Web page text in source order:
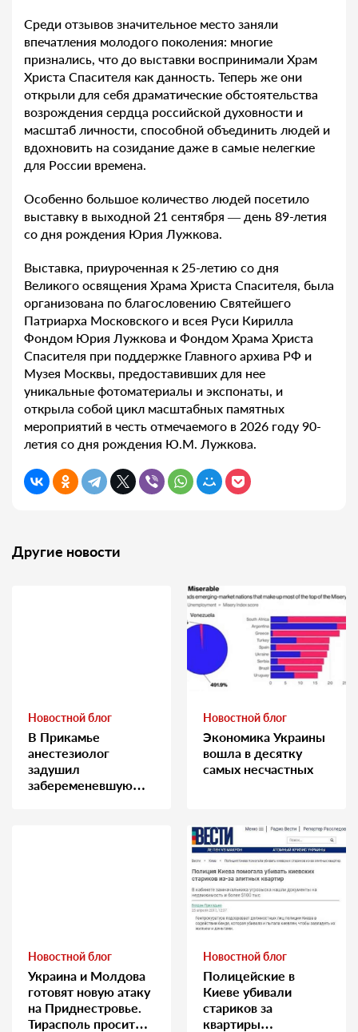
Среди отзывов значительное место заняли
впечатления молодого поколения: многие
признались, что до выставки воспринимали Храм
Христа Спасителя как данность. Теперь же они
открыли для себя драматические обстоятельства
возрождения сердца российской духовности и
масштаб личности, способной объединить людей и
вдохновить на созидание даже в самые нелегкие
для России времена.
Особенно большое количество людей посетило
выставку в выходной 21 сентября — день 89-летия
со дня рождения Юрия Лужкова.
Выставка, приуроченная к 25-летию со дня
Великого освящения Храма Христа Спасителя, была
организована по благословению Святейшего
Патриарха Московского и всея Руси Кирилла
Фондом Юрия Лужкова и Фондом Храма Христа
Спасителя при поддержке Главного архива РФ и
Музея Москвы, предоставивших для нее
уникальные фотоматериалы и экспонаты, и
открыла собой цикл масштабных памятных
мероприятий в честь отмечаемого в 2026 году 90-
летия со дня рождения Ю.М. Лужкова.
Другие новости
Новостной блог
В Прикамье
анестезиолог
задушил
забеременевшую
Новостной блог
Экономика Украины
вошла в десятку
самых несчастных
Новостной блог
Украина и Молдова
готовят новую атаку
на Приднестровье.
Тирасполь просит
Новостной блог
Полицейские в
Киеве убивали
стариков за
квартиры…